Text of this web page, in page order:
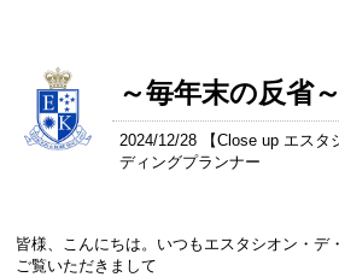
～毎年末の反省～
2024/12/28 【Close up エスタ
ディングプランナー
皆様、こんにちは。いつもエスタシオン・デ
ご覧いただきまして